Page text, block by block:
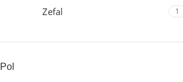
Zefal 1
Pol